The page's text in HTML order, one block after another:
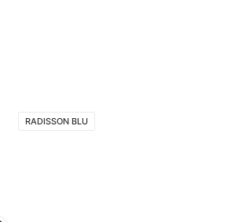
RADISSON BLU